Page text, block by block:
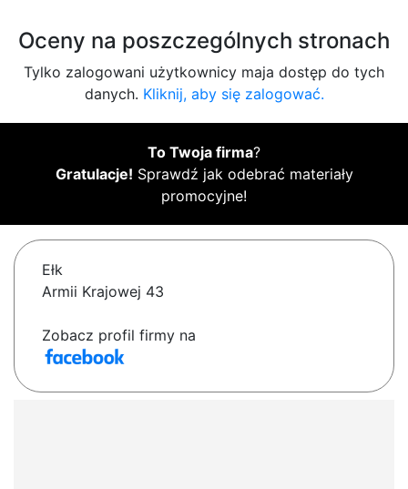
Oceny na poszczególnych stronach
Tylko zalogowani użytkownicy maja dostęp do tych
danych. Kliknij, aby się zalogować.
To Twoja firma?
Gratulacje! Sprawdź jak odebrać materiały
promocyjne!
Ełk
Armii Krajowej 43
Zobacz profil firmy na